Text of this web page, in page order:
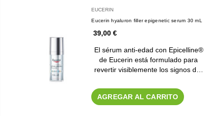
EUCERIN
Eucerin hyaluron filler epigenetic serum 30 mL
39,00 €
El sérum anti-edad con Epicelline®
de Eucerin está formulado para
revertir visiblemente los signos d…
AGREGAR AL CARRITO